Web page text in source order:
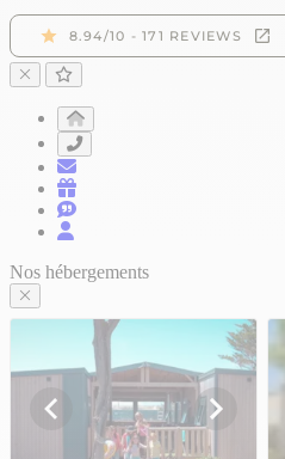
Nos hébergements